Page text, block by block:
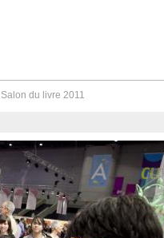
du livre 2011